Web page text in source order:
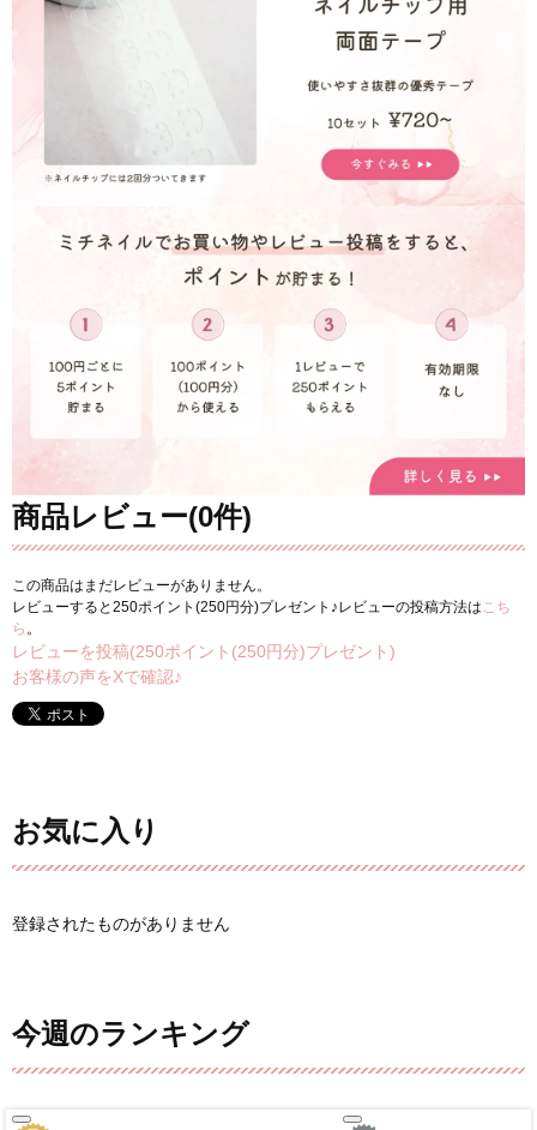
商品レビュー(0件)
この商品はまだレビューがありません。
レビューすると250ポイント(250円分)プレゼント♪レビューの投稿方法は こち
ら 。
レビューを投稿(250ポイント(250円分)プレゼント)
お客様の声をXで確認♪
お気に入り
登録されたものがありません
今週のランキング